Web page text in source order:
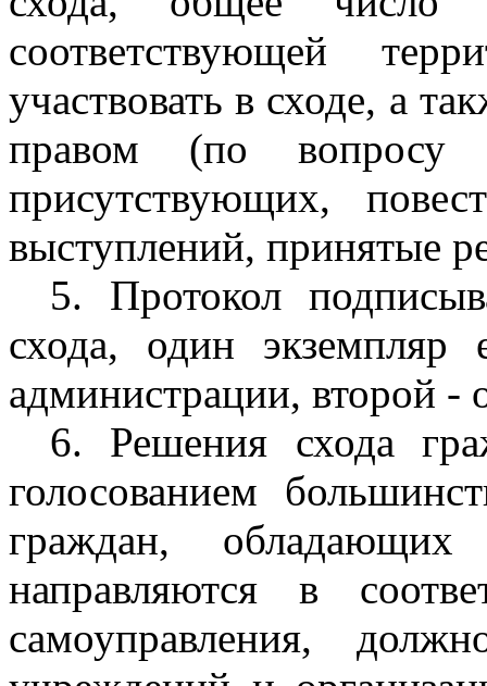
соответствующей
участвовать в сходе, а
правом (по вопросу
присутствующих,
выступлений, принятые
5. Протокол
схода, один экземпляр
администрации, второй -
6. Решения схода
голосованием
граждан,
направляются в
самоуправления,